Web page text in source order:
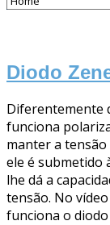
Diodo
Diferentemente
funciona
manter a
ele é submetido
lhe dá a
tensão. No
funciona o